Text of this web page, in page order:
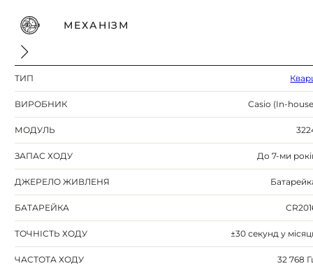
МЕХАНІЗМ
ТИП
ВИРОБНИК Casio (In-
МОДУЛЬ
ЗАПАС ХОДУ До 7-ми
ДЖЕРЕЛО ЖИВЛЕНЯ
БАТАРЕЙКА
ТОЧНІСТЬ ХОДУ ±30 секунд у
ЧАСТОТА ХОДУ 32 768